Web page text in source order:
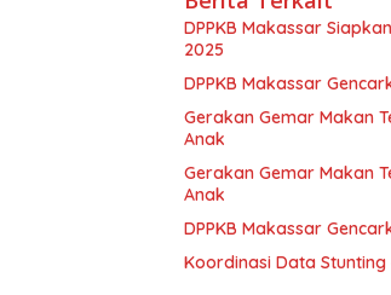
DPPKB Makassar
2025
DPPKB Makassar
Gerakan Gemar Makan
Anak
Gerakan Gemar Makan
Anak
DPPKB Makassar
Koordinasi Data